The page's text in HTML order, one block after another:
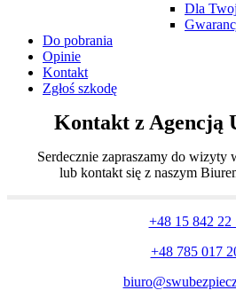
Dla
Do pobrania
Opinie
Kontakt
Zgłoś szkodę
Kontakt z Agencją
Serdecznie zapraszamy do wizyty
lub kontakt się z naszym
+48 15 842 22
+48 785 017